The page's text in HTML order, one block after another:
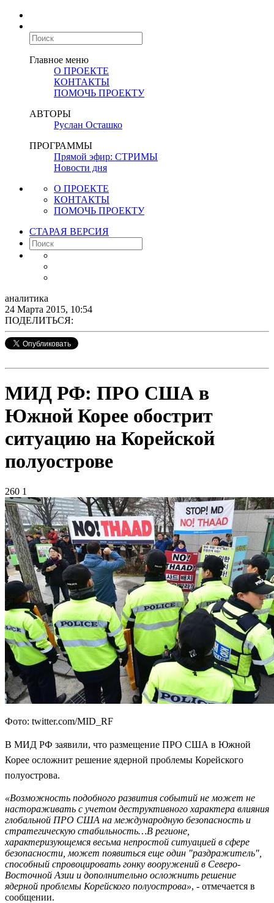
Главное меню
О ПРОЕКТЕ
КОНТАКТЫ
ПОМОЧЬ ПРОЕКТУ
АВТОРЫ
Руслан Осташко
ПРОГРАММЫ
Прямой эфир: СТРИМЫ
Новости дня
О ПРОЕКТЕ
КОНТАКТЫ
ПОМОЧЬ ПРОЕКТУ
СТАРАЯ ВЕРСИЯ
аналитика
24 Марта 2015, 10:54
ПОДЕЛИТЬСЯ:
МИД РФ: ПРО США в
Южной Корее обострит
ситуацию на Корейской
полуострове
260 1
Фото: twitter.com/MID_RF
В МИД РФ заявили, что размещение ПРО США в Южной
Корее осложнит решение ядерной проблемы Корейского
полуострова.
«Возможность подобного развития событий не может не
настораживать с учетом деструктивного характера влияния
глобальной ПРО США на международную безопасность и
стратегическую стабильность…В регионе,
характеризующемся весьма непростой ситуацией в сфере
безопасности, может появиться еще один "раздражитель",
способный спровоцировать гонку вооружений в Северо-
Восточной Азии и дополнительно осложнить решение
ядерной проблемы Корейского полуострова», - отмечается в
сообщении.